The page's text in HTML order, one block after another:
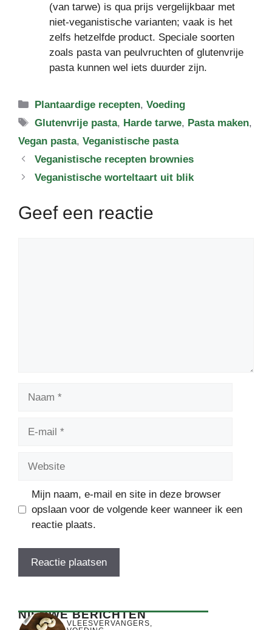
(van tarwe) is qua prijs vergelijkbaar met
niet-veganistische varianten; vaak is het
zelfs hetzelfde product. Speciale soorten
zoals pasta van peulvruchten of glutenvrije
pasta kunnen wel iets duurder zijn.
Categorieën
Plantaardige recepten,Voeding
Tags
Glutenvrije pasta, Harde tarwe, Pasta maken,
Vegan pasta, Veganistische pasta
Veganistische recepten brownies
Veganistische worteltaart uit blik
Geef een reactie
Mijn naam, e-mail en site in deze browser
opslaan voor de volgende keer wanneer ik een
reactie plaats.
NIEUWE BERICHTEN
VLEESVERVANGERS,